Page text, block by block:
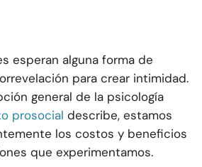
esperan alguna forma de
para crear intimidad.
general de la psicología
prosocial describe, estamos
los costos y beneficios
que experimentamos.